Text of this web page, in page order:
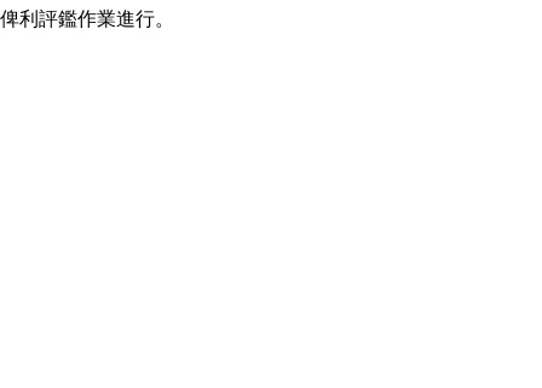
俾利評鑑作業進行。